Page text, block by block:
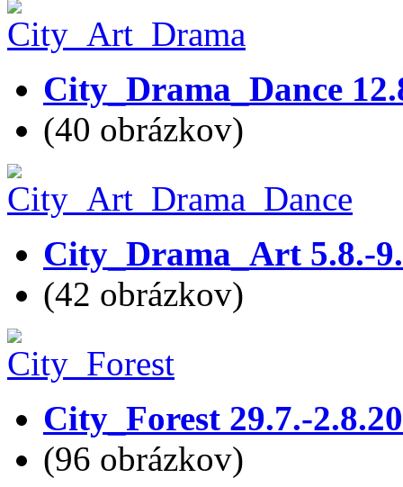
City_Drama_Dance
(40 obrázkov)
City_Drama_Art 5.8.-
(42 obrázkov)
City_Forest 29.7.-
(96 obrázkov)